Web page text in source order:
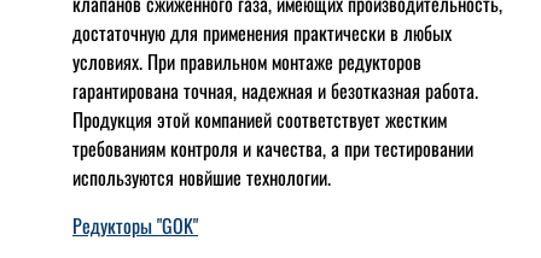
достаточную для применения практически в любых
условиях. При правильном монтаже редукторов
гарантирована точная, надежная и безотказная работа.
Продукция этой компанией соответствует жестким
требованиям контроля и качества, а при тестировании
используются новйшие технологии.
Редукторы "GOK"